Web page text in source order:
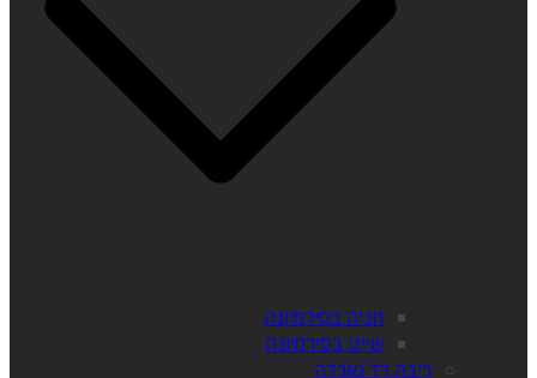
חניה בסירמיונה
שייט בסירמיונה
ריבה דל גארדה